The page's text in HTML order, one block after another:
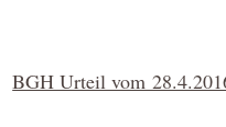
BGH Urteil vom